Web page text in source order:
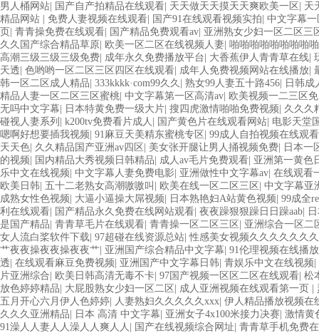
男人桶网站
国产自产拍精品在线观看 天天做天天摸天天爽欧美一区
天
精品网站
免费人妻视频在线观看 国产91在线观看视频实拍 中文字幕
页
青青操免费在线观看 国产精品免费观看av 亚洲熟女少妇一区二区三
久久国产综合精品草原
欧美一区二区在线视频人妻 啪啪啪啪啪啪啪啪
高潮三级三级三级免费 成年永久免费播放平台 大香蕉伊人青青草在线
天透 色哟哟一区二区三区四区在线观看 成年人免费视频网站在线播放
韩一区二区成人精品 333kkkk·com99久久 熟女99人妻五十路456
日韩成
精品人妻一区二区三区蜜桃 中文字幕第一区高清av 欧美视频一二三区
无吗中文字幕
日本特黄免费一级大片 搜四虎激情啪啪免费视频 久久久
碰视人妻系列
k200tv免费看片成人 国产黄色片在线观看网站 电影天堂
嗯啊好想要插我视频 91麻豆天美精东蜜桃专区 99成人自拍视频在线观看
天天色 久久精品国产亚洲av四区 美女张开腿让男人捅视频免费
日本一
的视频
国内精品大秀视频日韩精品 成人av毛片免费观看 亚洲第一黄色
乐中文在线视频 中文字幕人妻免费电影 亚洲做性中文字幕av 在线观看
欧美日韩 五十二老熟女高潮嗷嗷叫 欧美在线一区二区三区 中文字幕亚
成熟女性色视频 大逼小逼操大屌视频 日本熟艳妇A站黄色视频 99成全
利在线观看
国产精品永久免费在线网站观看 夜夜躁狠狠躁日日躁aab
是国产精品 青青草毛片在线观看 青青操一区二区三区
亚洲综合一区二
女人流白桨软件下载 97超碰在线资源总站 |性感美女视频久久久久久久
艹夜夜操夜夜操夜夜艹 亚洲国产综合精品中文字幕 91伦理视频在线播放
透 在线观看麻豆免费视频 亚洲国产中文字幕日韩 青娱乐中文在线视频
片亚洲综合
欧美日韩高清无毒不卡 97国产视频一区区二区在线观看 松
放色婷婷精品 大屁股熟女少妇一区二区 成人亚洲视频在线观看第一页
五月开心六月伊人色婷婷 人妻熟妇久久久久久xxx 伊人精品播放视频在
久久久亚洲精品
日本 高清 中文字幕 亚洲女子4x100米接力决赛 激情黄
91澡人人妻人人澡人人爽人人
国产在线视频综合网址 青青草手机免费